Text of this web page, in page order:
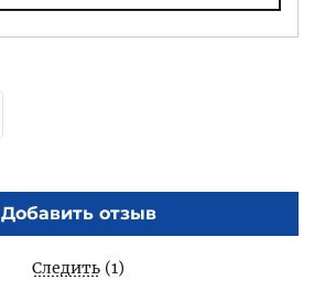
Добавить отзыв
Следить (1)